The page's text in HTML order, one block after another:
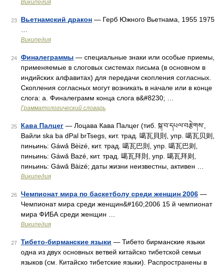
Википедия
23 Вьетнамский дракон — Герб Южного Вьетнама, 1955 1975
Википедия
24 Финалеграммы — специальные знаки или особые приемы,
применяемые в слоговых системах письма (в основном в
индийских алфавитах) для передачи скопления согласных.
Скопления согласных могут возникать в начале или в конце
слога: а. Финалеграмм конца слога в&#8230; …
Грамматологический словарь
25 Кава Палцег — Лоцава Кава Палцег (тиб. སྐ་བ་དཔལ་བརྩེགས་,
Вайли ska ba dPal brTsegs, кит. трад. 噶瓦貝則, упр. 噶瓦贝则,
пиньинь: Gáwǎ Bèizé, кит. трад. 噶瓦巴則, упр. 噶瓦巴则,
пиньинь: Gáwǎ Bazé, кит. трад. 噶瓦拜則, упр. 噶瓦拜则,
пиньинь: Gáwǎ Bàizé; даты жизни неизвестны, активен …
Википедия
26 Чемпионат мира по баскетболу среди женщин 2006 —
Чемпионат мира среди женщин&#160;2006 15 й чемпионат
мира ФИБА среди женщин …
Википедия
27 Тибето-бирманские языки — Тибето бирманские языки
одна из двух основных ветвей китайско тибетской семьи
языков (см. Китайско тибетские языки). Распространены в